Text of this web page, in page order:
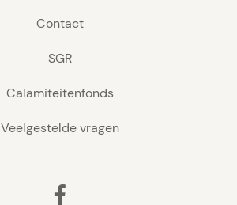
Contact
SGR
Calamiteitenfonds
Veelgestelde vragen